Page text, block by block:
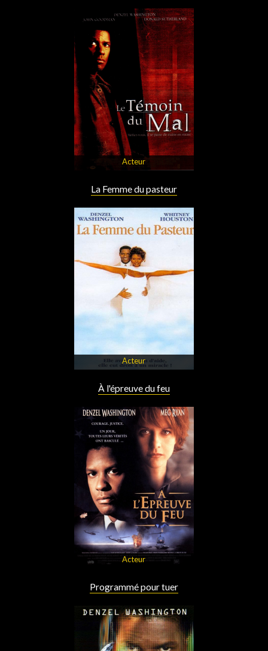
Acteur
La Femme du pasteur
Acteur
À l'épreuve du feu
Acteur
Programmé pour tuer